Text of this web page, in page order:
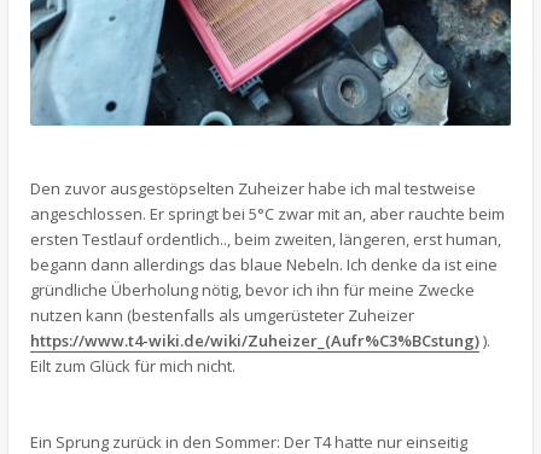
Den zuvor ausgestöpselten Zuheizer habe ich mal testweise
angeschlossen. Er springt bei 5°C zwar mit an, aber rauchte beim
ersten Testlauf ordentlich.., beim zweiten, längeren, erst human,
begann dann allerdings das blaue Nebeln. Ich denke da ist eine
gründliche Überholung nötig, bevor ich ihn für meine Zwecke
nutzen kann (bestenfalls als umgerüsteter Zuheizer
https://www.t4-wiki.de/wiki/Zuheizer_(Aufr%C3%BCstung)).
Eilt zum Glück für mich nicht.
Ein Sprung zurück in den Sommer: Der T4 hatte nur einseitig